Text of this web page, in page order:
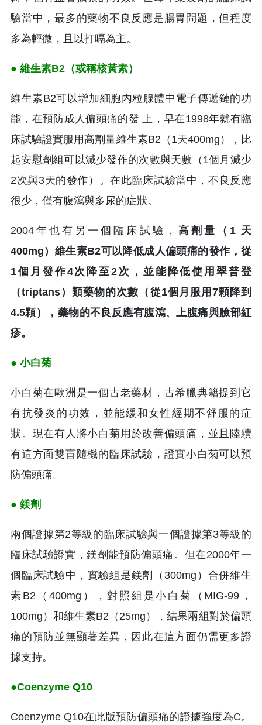
驗當中，最多的藥物不良反應是腸胃問題，但程度
多為輕微，且以打嗝為主。
● 維生素B2（或稱核黃素）
維生素B2可以增加細胞內粒腺體中電子傳遞鏈的功
能，在預防成人偏頭痛的發 上，早在1998年就有臨
床試驗證實服用高劑量維生素B2（1天400mg），比
起安慰劑組可以減少發作的次數與天數（1個月減少
2次與3天的發作）。在此臨床試驗當中，不良反應
很少，僅有腹瀉與多尿的症狀。
2004年也有另一個臨床試驗， 高劑量（1 天
400mg）維生素B2可以降低成人偏頭痛的發作，從
1個月發作4次降至2次，並能降低使用翠普登
（triptans）類藥物的次數（從1個月服用7顆降到
4.5顆），藥物的不良反應有腹瀉、上腹痛與臉部紅
疹。
● 小白菊
小白菊在歐洲是一個古老藥材，古希臘典籍提到它
有抗發炎的功效，並能緩和女性經期不舒服的症
狀。現在有人將小白菊用於改善偏頭痛，並且陸續
有這方面雙盲隨機的臨床試驗，證實小白菊可以預
防偏頭痛。
● 鎂劑
兩個證據第2等級的臨床試驗與一個證據第3等級的
臨床試驗證實，鎂劑能預防偏頭痛。但在2000年一
個臨床試驗中，實驗組是鎂劑（300mg）合併維生
素B2（400mg），對照組是小白菊（MIG-99，
100mg）和維生素B2（25mg），結果兩組對於偏頭
痛的預防並無顯著差異，因此在這方面仍需更多證
據支持。
●Coenzyme Q10
Coenzyme Q10在此版預防偏頭痛的證據強度為C。